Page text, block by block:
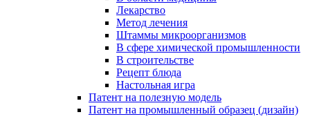
Лекарство
Метод лечения
Штаммы микроорганизмов
В сфере химической промышленности
В строительстве
Рецепт блюда
Настольная игра
Патент на полезную модель
Патент на промышленный образец (дизайн)